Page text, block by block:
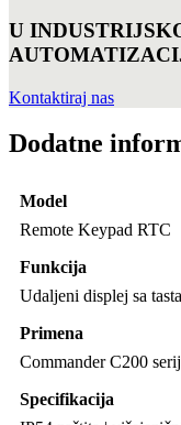
U
Kontaktiraj nas
Dodatne
Model
Remote Keypad RTC
Funkcija
Udaljeni displej sa
Primena
Commander C200
Specifikacija